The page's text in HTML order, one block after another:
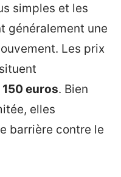
simples et les
généralement une
Les prix
euros. Bien
elles
barrière contre le